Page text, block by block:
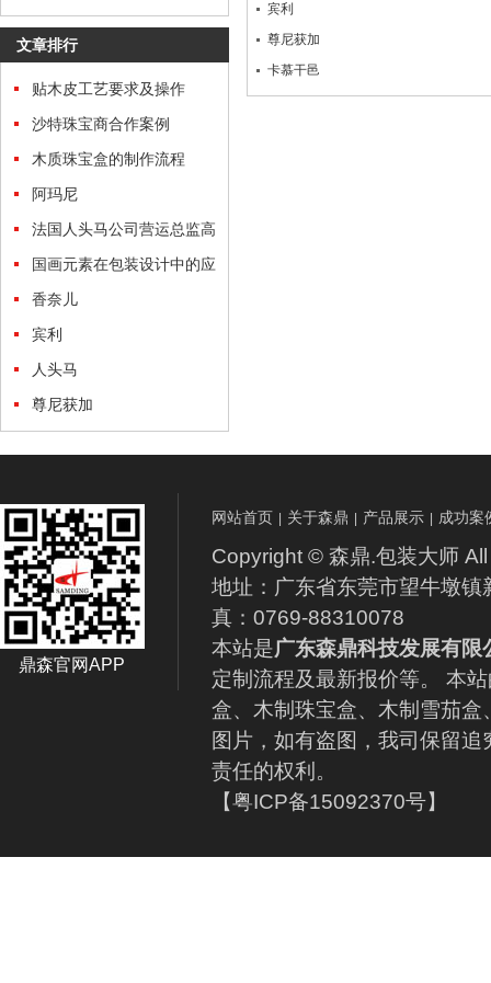
进文化传承
文章排行
贴木皮工艺要求及操作
沙特珠宝商合作案例
木质珠宝盒的制作流程
阿玛尼
法国人头马公司营运总监高
度赞扬森鼎工艺生产的路易
十三酒盒
国画元素在包装设计中的应
用
香奈儿
宾利
人头马
尊尼获加
宾利
尊尼获加
卡慕干邑
鼎森官网APP
网站首页 关于森鼎 产品展示 成功案
Copyright © 森鼎.包装大师
地址：广东省东莞市望牛墩
真：0769-88310078
本站是广东森鼎科技发展有限
定制流程及最新报价等。 本
盒、木制珠宝盒、木制雪茄
图片，如有盗图，我司保留追
责任的权利。
【粤ICP备15092370号】